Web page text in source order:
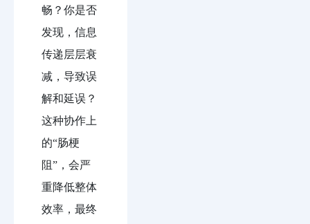
畅？你是否
发现，信息
传递层层衰
减，导致误
解和延误？
这种协作上
的“肠梗
阻”，会严
重降低整体
效率，最终